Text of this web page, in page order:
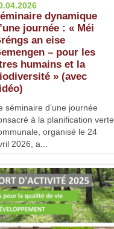
dynamique
journée : « Méi
an eise
– pour les
humains et la
» (avec
séminaire d’une journée
à la planification verte
organisé le 24
2026, a...